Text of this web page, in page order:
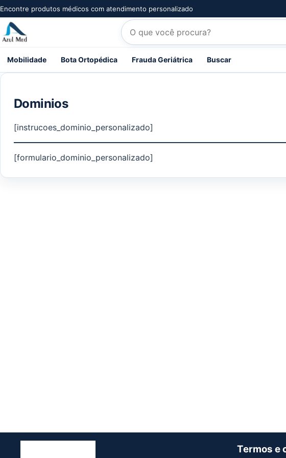
Pular para o conteúdo
Encontre produtos médicos com atendimento personalizado
Pesquisar produtos
Mobilidade Bota Ortopédica Frauda Geriátrica Buscar
Dominios
[instrucoes_dominio_personalizado]
[formulario_dominio_personalizado]
Termos e